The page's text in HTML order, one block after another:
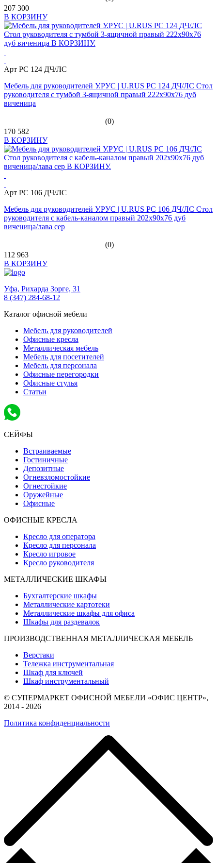
207 300
В КОРЗИНУ
Арт PC 124 ДЧ/ЛС
Мебель для руководителей У.РУС | U.RUS PC 124 ДЧ/ЛС Стол
руководителя с тумбой 3-ящичной правый 222х90х76 дуб
виченица
(0)
170 582
В КОРЗИНУ
Арт PC 106 ДЧ/ЛС
Мебель для руководителей У.РУС | U.RUS PC 106 ДЧ/ЛС Стол
руководителя с кабель-каналом правый 202х90х76 дуб
виченица/лава сер
(0)
112 963
В КОРЗИНУ
Уфа, Рихарда Зорге, 31
8 (347) 284-68-12
Каталог офисной мебели
Мебель для руководителей
Офисные кресла
Металлическая мебель
Мебель для посетителей
Мебель для персонала
Офисные перегородки
Офисные стулья
Статьи
СЕЙФЫ
Встраиваемые
Гостиничные
Депозитные
Огневзломостойкие
Огнестойкие
Оружейные
Офисные
ОФИСНЫЕ КРЕСЛА
Кресло для оператора
Кресло для персонала
Кресло игровое
Кресло руководителя
МЕТАЛЛИЧЕСКИЕ ШКАФЫ
Бухгалтерские шкафы
Металлические картотеки
Металлические шкафы для офиса
Шкафы для раздевалок
ПРОИЗВОДСТВЕННАЯ МЕТАЛЛИЧЕСКАЯ МЕБЕЛЬ
Верстаки
Тележка инструментальная
Шкаф для ключей
Шкаф инструментальный
© СУПЕРМАРКЕТ ОФИСНОЙ МЕБЕЛИ «ОФИС ЦЕНТР»,
2014 - 2026
Политика конфиденциальности